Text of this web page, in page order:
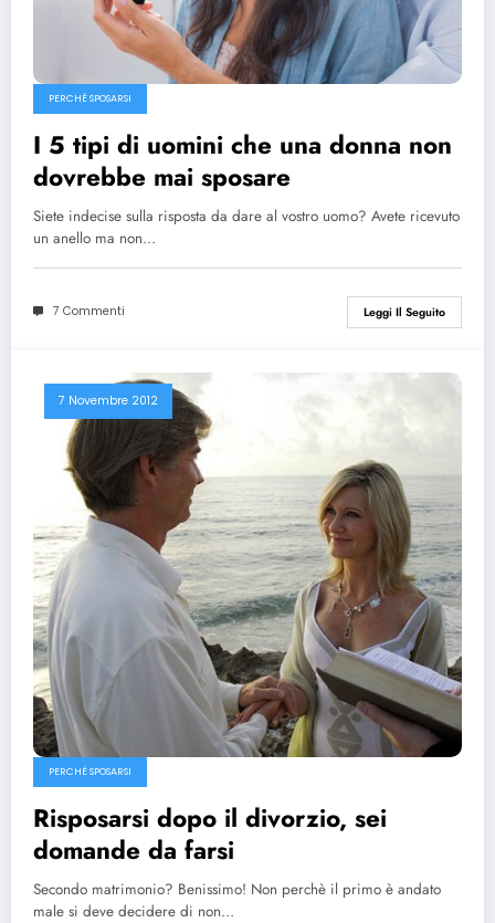
PERCHÉ SPOSARSI
I 5 tipi di uomini che una donna non
dovrebbe mai sposare
Siete indecise sulla risposta da dare al vostro uomo? Avete ricevuto
un anello ma non…
7 Commenti Leggi Il Seguito
7 Novembre 2012
PERCHÉ SPOSARSI
Risposarsi dopo il divorzio, sei
domande da farsi
Secondo matrimonio? Benissimo! Non perchè il primo è andato
male si deve decidere di non…